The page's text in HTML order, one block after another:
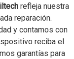
refleja nuestra
reparación.
y contamos con
reciba el
garantías para